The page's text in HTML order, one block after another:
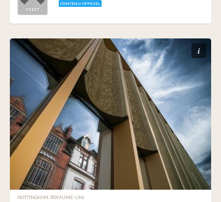
CONTENU OFFICIEL
i
NOTTINGHAM, ROYAUME-UNI